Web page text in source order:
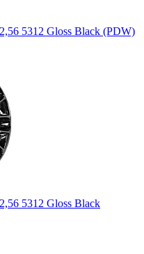
5312 Gloss Black (PDW)
5312 Gloss Black